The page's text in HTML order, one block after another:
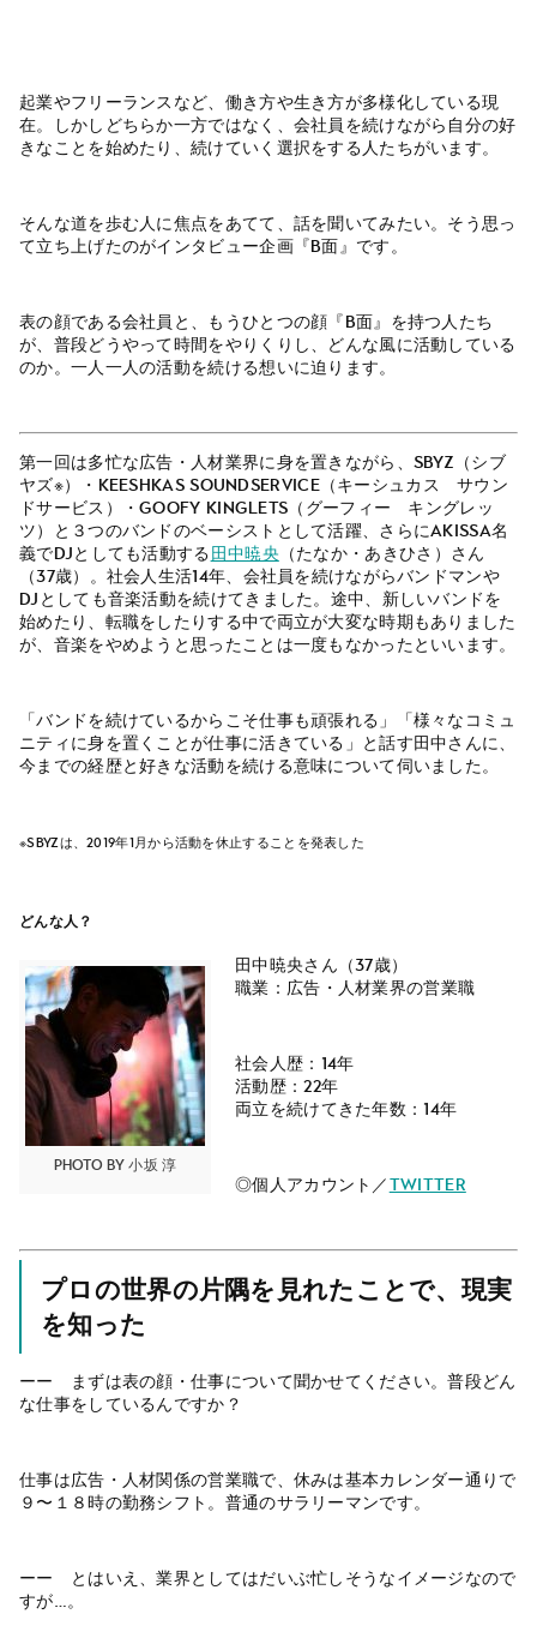
起業やフリーランスなど、働き方や生き方が多様化している現
在。しかしどちらか一方ではなく、会社員を続けながら自分の好
きなことを始めたり、続けていく選択をする人たちがいます。
そんな道を歩む人に焦点をあてて、話を聞いてみたい。そう思っ
て立ち上げたのがインタビュー企画『B面』です。
表の顔である会社員と、もうひとつの顔『B面』を持つ人たち
が、普段どうやって時間をやりくりし、どんな風に活動している
のか。一人一人の活動を続ける想いに迫ります。
第一回は多忙な広告・人材業界に身を置きながら、SBYZ（シブ
ヤズ※）・KEESHKAS soundservice（キーシュカス サウン
ドサービス）・GOOFY KINGLETS（グーフィー キングレッ
ツ）と３つのバンドのベーシストとして活躍、さらにAkissA名
義でDJとしても活動する 田中暁央 （たなか・あきひさ）さん
（37歳）。社会人生活14年、会社員を続けながらバンドマンや
DJとしても音楽活動を続けてきました。途中、新しいバンドを
始めたり、転職をしたりする中で両立が大変な時期もありました
が、音楽をやめようと思ったことは一度もなかったといいます。
「バンドを続けているからこそ仕事も頑張れる」「様々なコミュ
ニティに身を置くことが仕事に活きている」と話す田中さんに、
今までの経歴と好きな活動を続ける意味について伺いました。
※SBYZは、2019年1月から活動を休止することを発表した
どんな人？
photo by 小坂 淳
田中暁央さん（37歳）
職業：広告・人材業界の営業職
社会人歴：14年
活動歴：22年
両立を続けてきた年数：14年
◎個人アカウント／Twitter
プロの世界の片隅を見れたことで、現実
を知った
ーー まずは表の顔・仕事について聞かせてください。普段どん
な仕事をしているんですか？
仕事は広告・人材関係の営業職で、休みは基本カレンダー通りで
９〜１８時の勤務シフト。普通のサラリーマンです。
ーー とはいえ、業界としてはだいぶ忙しそうなイメージなので
すが…。